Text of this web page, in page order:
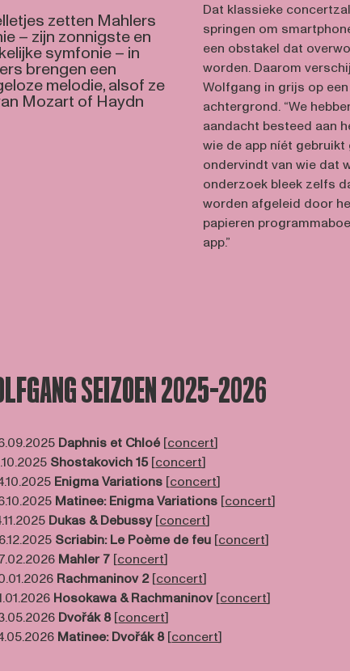
zetten Mahlers
– zijn zonnigste en
symfonie – in
brengen een
melodie, alsof ze
Mozart of Haydn
Dat klassieke
springen om
een obstakel dat
worden. Daarom
Wolfgang in grijs op
achtergrond. “We
aandacht besteed aan
wie de app níét gebruikt
ondervindt van wie dat
onderzoek bleek zelfs
worden afgeleid door
papieren
app.”
SEIZOEN 2025-2026
Daphnis et Chloé [concert]
Shostakovich 15[concert]
Enigma Variations [concert]
Matinee: Enigma Variations [concert]
Dukas & Debussy[concert]
Scriabin: Le Poème de feu [concert]
Mahler 7 [concert]
Rachmaninov 2[concert]
Hosokawa & Rachmaninov[concert]
Dvořák 8[concert]
Matinee: Dvořák 8[concert]